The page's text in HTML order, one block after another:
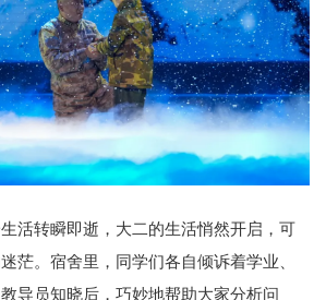
活转瞬即逝，大二的生活悄然开启，可
茫。宿舍里，同学们各自倾诉着学业、
导员知晓后，巧妙地帮助大家分析问